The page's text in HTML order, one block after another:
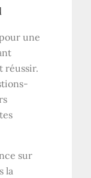
une
réussir.
sur
la